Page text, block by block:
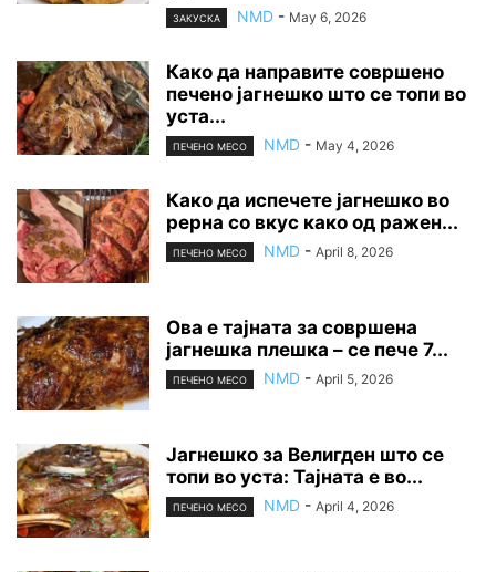
ЗАКУСКА NMD - May 6, 2026
Како да направите совршено
печено јагнешко што се топи во
уста...
ПЕЧЕНО МЕСО NMD - May 4, 2026
Како да испечете јагнешко во
рерна со вкус како од ражен...
ПЕЧЕНО МЕСО NMD - April 8, 2026
Ова е тајната за совршена
јагнешка плешка – се пече 7...
ПЕЧЕНО МЕСО NMD - April 5, 2026
Јагнешко за Велигден што се
топи во уста: Тајната е во...
ПЕЧЕНО МЕСО NMD - April 4, 2026